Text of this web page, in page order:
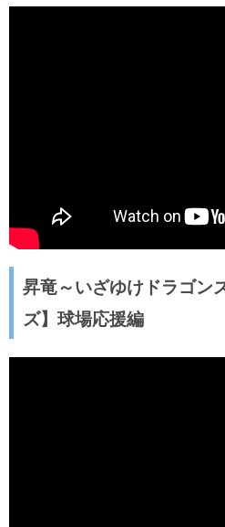
昇竜～いざゆけドラゴン
ズ】球場応援編